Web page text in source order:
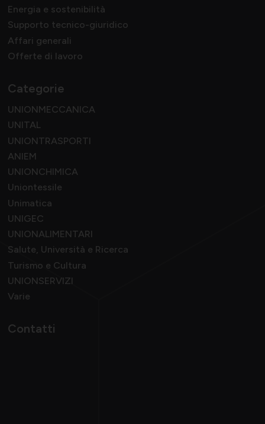
Energia e sostenibilità
Supporto tecnico-giuridico
Affari generali
Offerte di lavoro
Categorie
UNIONMECCANICA
UNITAL
UNIONTRASPORTI
ANIEM
UNIONCHIMICA
Uniontessile
Unimatica
UNIGEC
UNIONALIMENTARI
Salute, Università e Ricerca
Turismo e Cultura
UNIONSERVIZI
Varie
Contatti